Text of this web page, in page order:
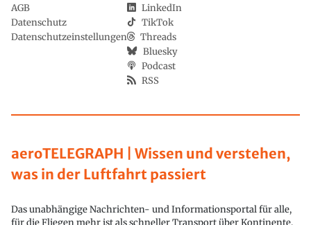
aeroTELEGRAPH | Wissen und verstehen,
was in der Luftfahrt passiert
Das unabhängige Nachrichten- und Informationsportal für alle,
AGB
Datenschutz
Datenschutzeinstellungen
LinkedIn
TikTok
Threads
Bluesky
Podcast
RSS